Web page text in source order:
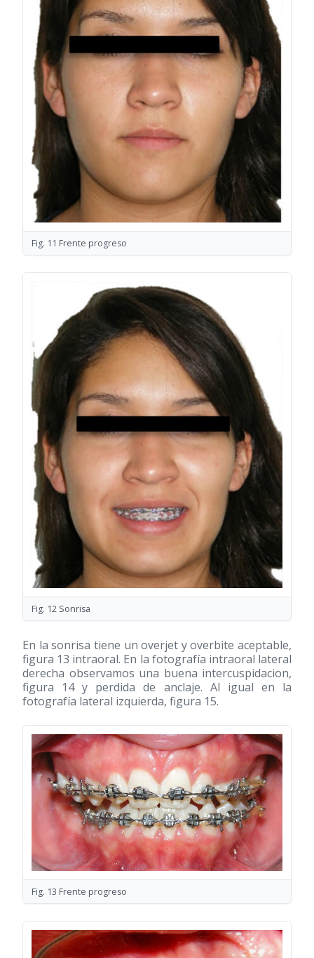
Fig. 11 Frente progreso
Fig. 12 Sonrisa
En la sonrisa tiene un overjet y overbite aceptable,
figura 13 intraoral. En la fotografía intraoral lateral
derecha observamos una buena intercuspidacion,
figura 14 y perdida de anclaje. Al igual en la
fotografía lateral izquierda, figura 15.
Fig. 13 Frente progreso